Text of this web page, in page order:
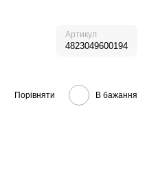
Артикул
4823049600194
Порівняти В бажання